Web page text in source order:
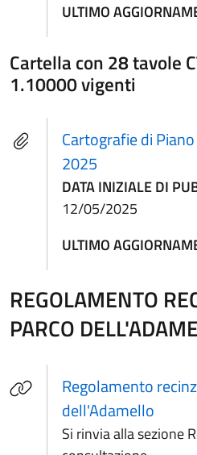
ULTIMO
Cartella con 28 tavole
1.10000 vigenti
Cartografie di
2025
DATA INIZIALE DI
12/05/2025
ULTIMO
REGOLAMENTO
PARCO
Regolamento
dell'Adamello
Si rinvia alla sezione